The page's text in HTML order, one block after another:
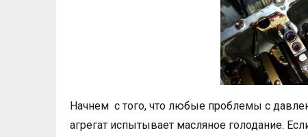
Начнем с того, что любые проблемы с
агрегат испытывает масляное голодание.